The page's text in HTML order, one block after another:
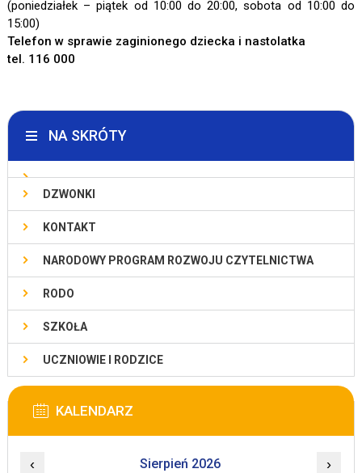
(poniedziałek – piątek od 10:00 do 20:00, sobota od 10:00 do
15:00)
Telefon w sprawie zaginionego dziecka i nastolatka
tel. 116 000
NA SKRÓTY
DZWONKI
KONTAKT
NARODOWY PROGRAM ROZWOJU CZYTELNICTWA
RODO
SZKOŁA
UCZNIOWIE I RODZICE
KALENDARZ
‹ Sierpień 2026 ›